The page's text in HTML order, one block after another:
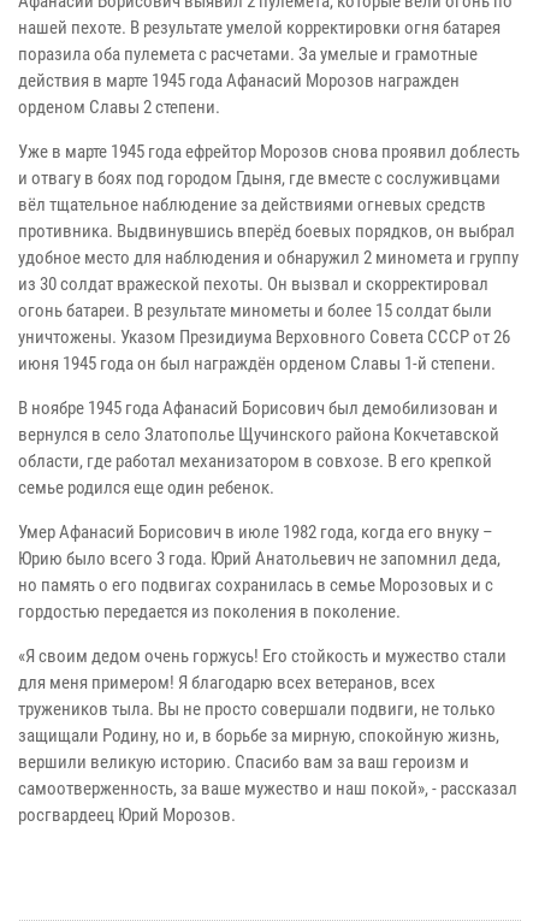
нашей пехоте. В результате умелой корректировки огня батарея
поразила оба пулемета с расчетами. За умелые и грамотные
действия в марте 1945 года Афанасий Морозов награжден
орденом Славы 2 степени.
Уже в марте 1945 года ефрейтор Морозов снова проявил доблесть
и отвагу в боях под городом Гдыня, где вместе с сослуживцами
вёл тщательное наблюдение за действиями огневых средств
противника. Выдвинувшись вперёд боевых порядков, он выбрал
удобное место для наблюдения и обнаружил 2 миномета и группу
из 30 солдат вражеской пехоты. Он вызвал и скорректировал
огонь батареи. В результате минометы и более 15 солдат были
уничтожены. Указом Президиума Верховного Совета СССР от 26
июня 1945 года он был награждён орденом Славы 1-й степени.
В ноябре 1945 года Афанасий Борисович был демобилизован и
вернулся в село Златополье Щучинского района Кокчетавской
области, где работал механизатором в совхозе. В его крепкой
семье родился еще один ребенок.
Умер Афанасий Борисович в июле 1982 года, когда его внуку –
Юрию было всего 3 года. Юрий Анатольевич не запомнил деда,
но память о его подвигах сохранилась в семье Морозовых и с
гордостью передается из поколения в поколение.
«Я своим дедом очень горжусь! Его стойкость и мужество стали
для меня примером! Я благодарю всех ветеранов, всех
тружеников тыла. Вы не просто совершали подвиги, не только
защищали Родину, но и, в борьбе за мирную, спокойную жизнь,
вершили великую историю. Спасибо вам за ваш героизм и
самоотверженность, за ваше мужество и наш покой», - рассказал
росгвардеец Юрий Морозов.